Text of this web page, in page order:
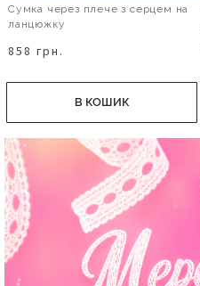
Сумка через плече з серцем на
ланцюжку
858 грн.
В КОШИК